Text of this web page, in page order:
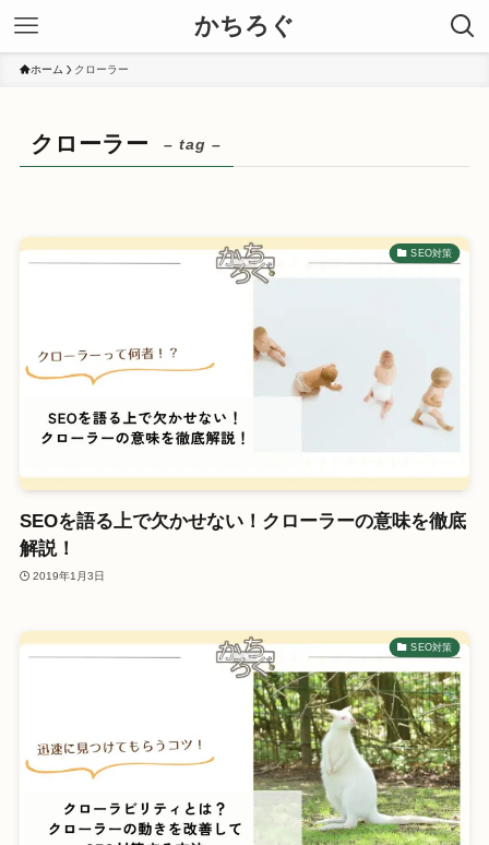
かちろぐ
ホーム クローラー
クローラー – tag –
SEO対策
SEOを語る上で欠かせない！クローラーの意味を徹底
解説！
2019年1月3日
SEO対策